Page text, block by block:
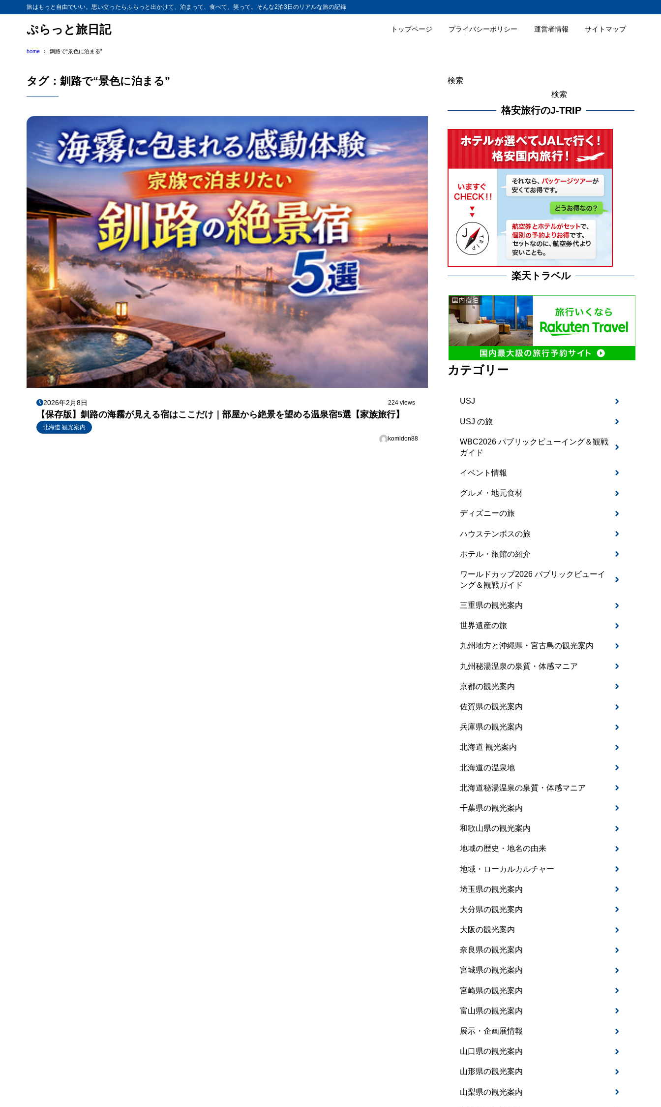
旅はもっと自由でいい。思い立ったらふらっと出かけて、泊まって、食べて、笑って。そんな2泊3日のリアルな旅の記録
ぷらっと旅日記 トップページ プライバシーポリシー 運営者情報 サイトマップ
home 釧路で“景色に泊まる”
タグ：釧路で“景色に泊まる”
2026年2月8日 224 views
【保存版】釧路の海霧が見える宿はここだけ｜部屋から絶景を望める温泉宿5選【家族旅行】
北海道 観光案内
komidon88
検索
検索
格安旅行のJ-TRIP
楽天トラベル
カテゴリー
USJ
USJ の旅
WBC2026 パブリックビューイング＆観戦
ガイド
イベント情報
グルメ・地元食材
ディズニーの旅
ハウステンボスの旅
ホテル・旅館の紹介
ワールドカップ2026 パブリックビューイ
ング＆観戦ガイド
三重県の観光案内
世界遺産の旅
九州地方と沖縄県・宮古島の観光案内
九州秘湯温泉の泉質・体感マニア
京都の観光案内
佐賀県の観光案内
兵庫県の観光案内
北海道 観光案内
北海道の温泉地
北海道秘湯温泉の泉質・体感マニア
千葉県の観光案内
和歌山県の観光案内
地域の歴史・地名の由来
地域・ローカルカルチャー
埼玉県の観光案内
大分県の観光案内
大阪の観光案内
奈良県の観光案内
宮城県の観光案内
宮崎県の観光案内
富山県の観光案内
展示・企画展情報
山口県の観光案内
山形県の観光案内
山梨県の観光案内